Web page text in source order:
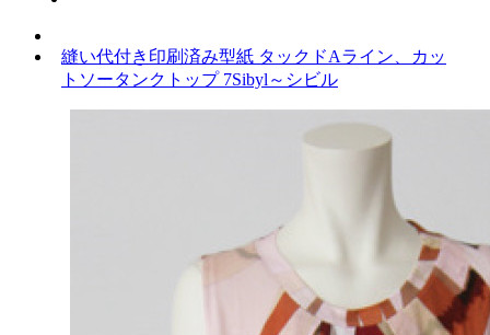
縫い代付き印刷済み型紙 タックドAライン、カッ
トソータンクトップ 7Sibyl～シビル